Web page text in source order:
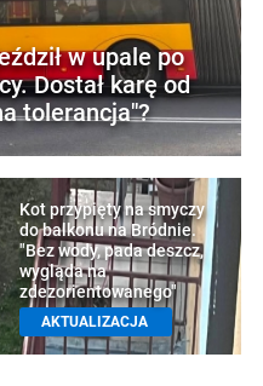
w upale po
Dostał karę od
tolerancja"?
Kot przypięty na smyczy
do balkonu na Bródnie.
"Bez wody, pada deszcz,
wygląda na
zdezorientowanego"
AKTUALIZACJA